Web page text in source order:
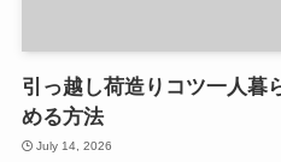
引っ越し荷造りコツ一人暮
める方法
July 14, 2026